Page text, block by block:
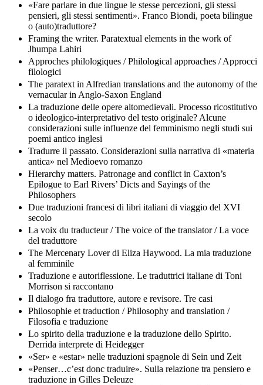
«Fare parlare in due lingue le stesse percezioni, gli stessi
pensieri, gli stessi sentimenti». Franco Biondi, poeta bilingue
o (auto)traduttore?
Framing the writer. Paratextual elements in the work of
Jhumpa Lahiri
Approches philologiques / Philological approaches / Approcci
filologici
The paratext in Alfredian translations and the autonomy of the
vernacular in Anglo-Saxon England
La traduzione delle opere altomedievali. Processo ricostitutivo
o ideologico-interpretativo del testo originale? Alcune
considerazioni sulle influenze del femminismo negli studi sui
poemi antico inglesi
Tradurre il passato. Considerazioni sulla narrativa di «materia
antica» nel Medioevo romanzo
Hierarchy matters. Patronage and conflict in Caxton’s
Epilogue to Earl Rivers’ Dicts and Sayings of the
Philosophers
Due traduzioni francesi di libri italiani di viaggio del XVI
secolo
La voix du traducteur / The voice of the translator / La voce
del traduttore
The Mercenary Lover di Eliza Haywood. La mia traduzione
al femminile
Traduzione e autoriflessione. Le traduttrici italiane di Toni
Morrison si raccontano
Il dialogo fra traduttore, autore e revisore. Tre casi
Philosophie et traduction / Philosophy and translation /
Filosofia e traduzione
Lo spirito della traduzione e la traduzione dello Spirito.
Derrida interprete di Heidegger
«Ser» e «estar» nelle traduzioni spagnole di Sein und Zeit
«Penser…c’est donc traduire». Sulla relazione tra pensiero e
traduzione in Gilles Deleuze